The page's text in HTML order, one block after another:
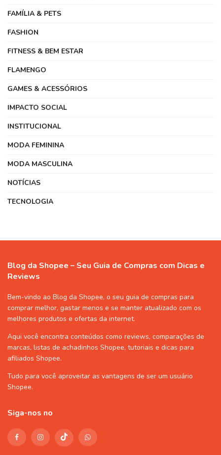
FAMÍLIA & PETS
FASHION
FITNESS & BEM ESTAR
FLAMENGO
GAMES & ACESSÓRIOS
IMPACTO SOCIAL
INSTITUCIONAL
MODA FEMININA
MODA MASCULINA
NOTÍCIAS
TECNOLOGIA
Blog da Shopee – Seu Guia de Compras com Dicas e
Reviews
Bem-vindo ao Blog da Shopee, o seu guia de compras para
comprar melhor, gastar menos e se manter atualizado com os
melhores produtos e ofertas da internet.
Aqui você encontra conteúdos como reviews, comparações de
marcas, listas de achadinhos Shopee, tutoriais e dicas para
afiliados Shopee.
Tudo para você aproveitar as vantagens de ser um usuário
Shopee.
Siga-nos no